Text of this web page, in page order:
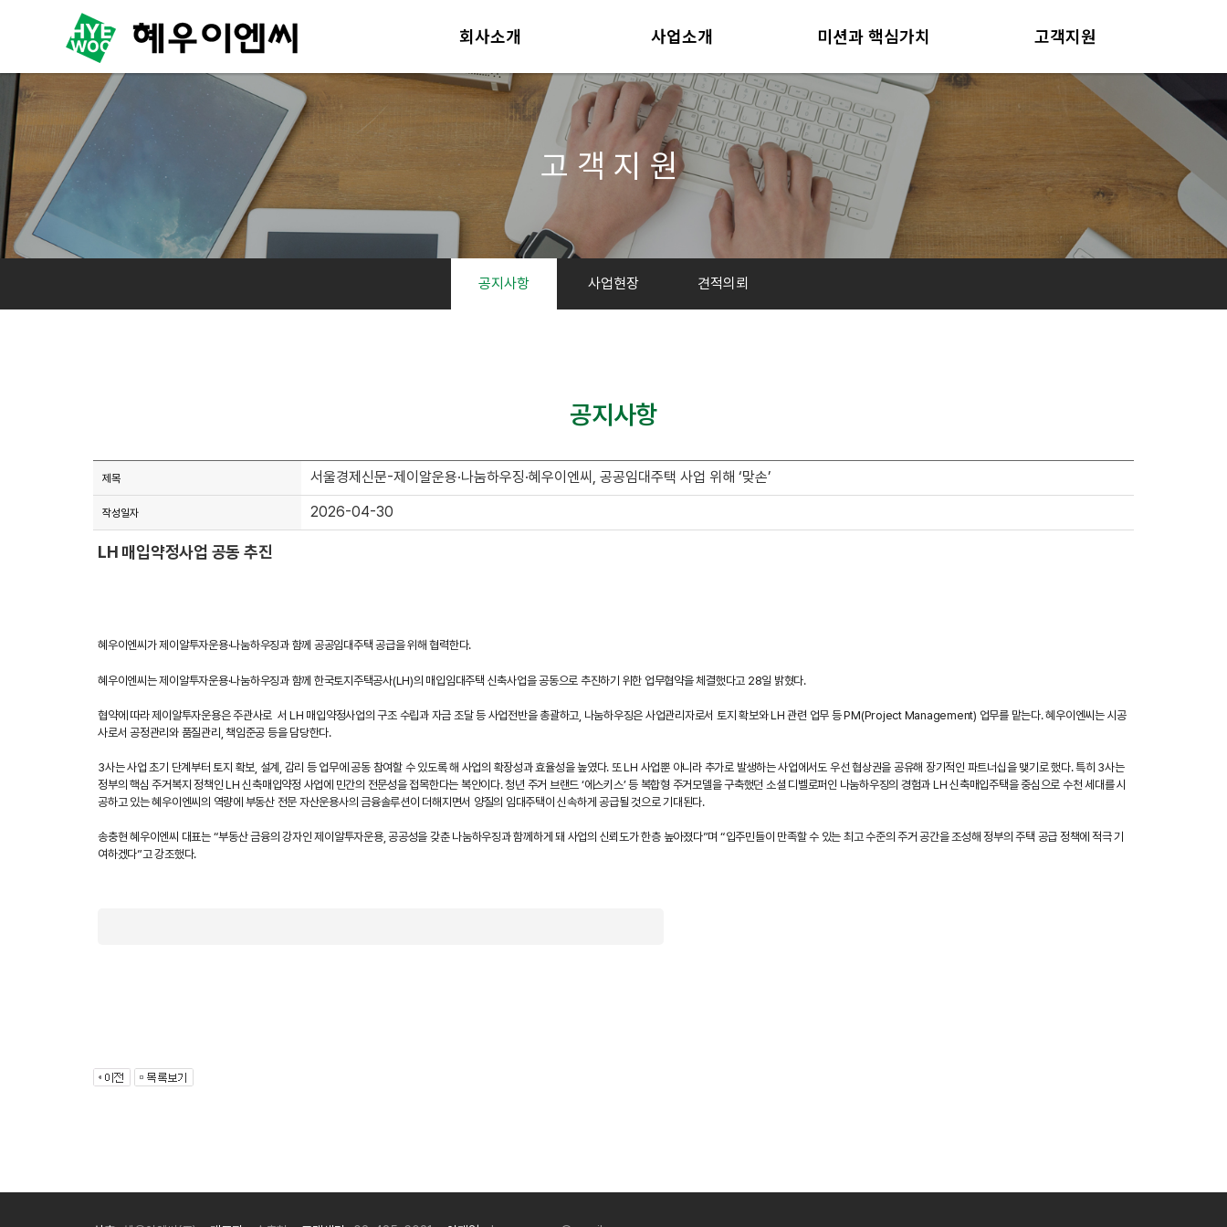
회사소개
CEO인사말
자격 및 인증
찾아오시는 길
사업소개
사업부문
포트폴리오
공사현황
미션과 핵심가치
미션과 핵심가치
인재상
고객지원
공지사항
고객지원
공지사항 사업현장 견적의뢰
공지사항
제목 서울경제신문-제이알운용·나눔하우징·혜우이엔씨, 공공임대주택 사업 위해 ‘맞손’
작성일자 2026-04-30
LH 매입약정사업 공동 추진
혜우이엔씨가 제이알투자운용·나눔하우징과 함께 공공임대주택 공급을 위해 협력한다.
혜우이엔씨는 제이알투자운용·나눔하우징과 함께 한국토지주택공사(LH)의 매입임대주택 신축사업을 공동으로 추진하기 위한 업무협약을 체결했다고 28일 밝혔다.
협약에 따라 제이알투자운용은 주관사로 서 LH 매입약정사업의 구조 수립과 자금 조달 등 사업전반을 총괄하고, 나눔하우징은 사업관리자로서 토지 확보와 LH 관련 업무 등 PM(Project Management) 업무를 맡는다. 혜우이엔씨는 시공
사로서 공정관리와 품질관리, 책임준공 등을 담당한다.
3사는 사업 초기 단계부터 토지 확보, 설계, 감리 등 업무에 공동 참여할 수 있도록 해 사업의 확장성과 효율성을 높였다. 또 LH 사업뿐 아니라 추가로 발생하는 사업에서도 우선 협상권을 공유해 장기적인 파트너십을 맺기로 했다. 특히 3사는
정부의 핵심 주거복지 정책인 LH 신축매입약정 사업에 민간의 전문성을 접목한다는 복안이다. 청년 주거 브랜드 ‘에스키스’ 등 복합형 주거모델을 구축했던 소셜 디벨로퍼인 나눔하우징의 경험과 LH 신축매입주택을 중심으로 수천 세대를 시
공하고 있는 혜우이엔씨의 역량에 부동산 전문 자산운용사의 금융솔루션이 더해지면서 양질의 임대주택이 신속하게 공급될 것으로 기대된다.
송충현 혜우이엔씨 대표는 “부동산 금융의 강자인 제이알투자운용, 공공성을 갖춘 나눔하우징과 함께하게 돼 사업의 신뢰도가 한층 높아졌다”며 “입주민들이 만족할 수 있는 최고 수준의 주거 공간을 조성해 정부의 주택 공급 정책에 적극 기
여하겠다”고 강조했다.